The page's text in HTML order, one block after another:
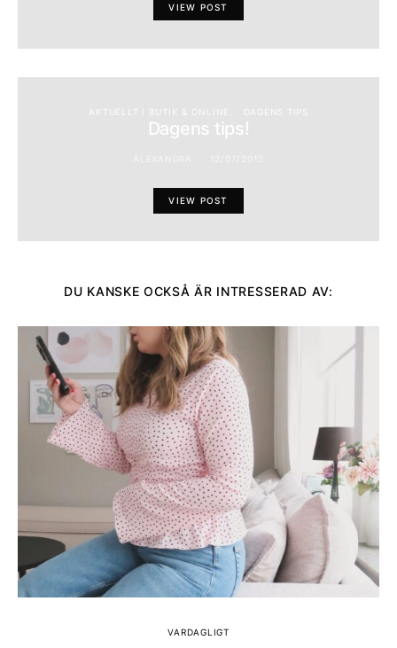
VIEW POST
AKTUELLT I BUTIK & ONLINE DAGENS TIPS
Dagens tips!
VIEW POST
DU KANSKE OCKSÅ ÄR INTRESSERAD AV:
VARDAGLIGT